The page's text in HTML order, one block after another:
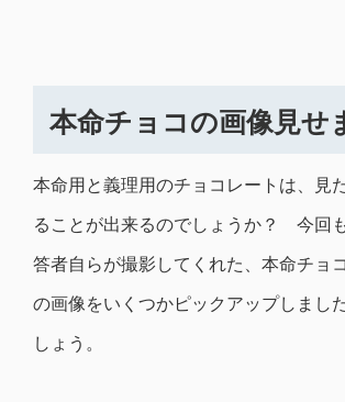
本命チョコの画像見せ
本命用と義理用のチョコレートは、見
ることが出来るのでしょうか？ 今回
答者自らが撮影してくれた、本命チョ
の画像をいくつかピックアップしまし
しょう。